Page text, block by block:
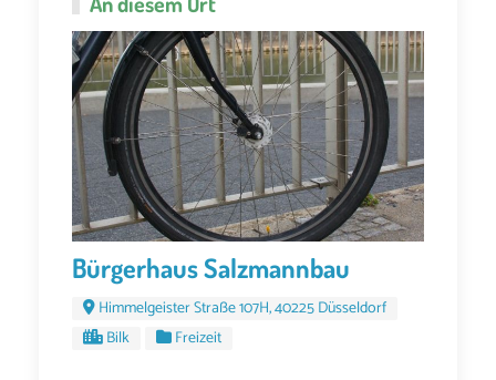
Bürgerhaus Salzmannbau
Himmelgeister Straße 107H, 40225 Düsseldorf
Bilk
Freizeit